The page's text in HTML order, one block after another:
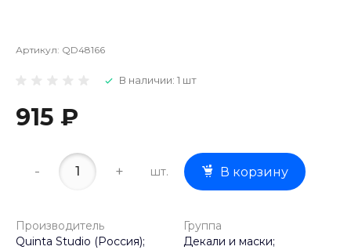
Артикул: QD48166
В наличии: 1 шт
915 ₽
- + шт. В корзину
Производитель
Quinta Studio (Россия);
Группа
Декали и маски;